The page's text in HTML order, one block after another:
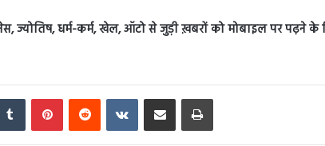
ज्योतिष, धर्म-कर्म, खेल, ऑटो से जुड़ी ख़बरों को मोबाइल पर पढ़ने के
Tumblr PinterestReddit VKontakteShare via Email Print